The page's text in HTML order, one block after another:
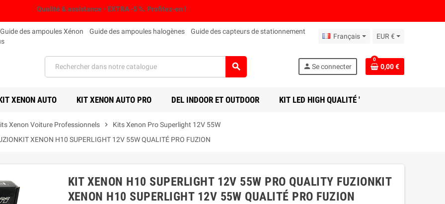
Qualité & assistance • EXTRA -5 %. Profitez-en !
Guide des ampoules Xénon Guide des ampoules halogènes
Guide des capteurs de stationnement
Français EUR €
search person Se connecter
0
0,00 €
XENON AUTO KIT XENON AUTO PRO DEL INDOOR ET OUTDOOR KIT LED HIGH QUALITÉ '
Xenon Voiture Professionnels chevron_right
Kits Xenon Pro Superlight 12V 55W
XENON H10 SUPERLIGHT 12V 55W QUALITÉ PRO FUZION
KIT XENON H10 SUPERLIGHT 12V 55W PRO QUALITY FUZIONKIT
XENON H10 SUPERLIGHT 12V 55W QUALITÉ PRO FUZION